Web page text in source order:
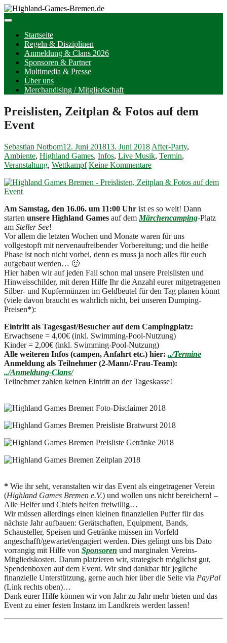
Startseite
Regeln & Disziplinen
Anmeldung & Clans 2026
Sponsoren & Partner
Multimedia & Presse
Über uns
Merchandising / Mitgliedschaft
Preislisten, Zeitplan & Fotos auf dem
Event
Sebastian Notbom12. Juni 201813. Juni 2018 After-Party,
Ambiente, Highland Games, Infos, Live Musik, Termin,
Veranstaltung, Wettkampf Keine Kommentare
Am Samstag, den 16.06. um 11:00 Uhr ist es so weit! Dann
starten unsere Highland Games auf dem Märchencamping-Platz
am Steller See!
Vor allem die letzten Wochen und Monate waren für uns
vollgestopft mit nervenaufreibender Vorbereitung; und die heiße
Phase ist noch nicht vorbei, denn es muss ja noch alles für euch
aufgebaut werden… 🙂
Hier haben wir auf jeden Fall schon mal unsere Preislisten und
Hinweisschilder, mit deren Hilfe Ihr die Anzahl eurer mitgetragenen
Silber- und Kupfermünzen im Geldbeutel für den Tag planen könnt
(viele davon braucht es wahrlich nicht, bei unseren Dumping-
Preisen*):
Eintritt als Tagesgast/Besucher auf dem Campingplatz:
Erwachsene = 4,00€ (inkl. Swimming-Pool-Nutzung)
Kinder = 2,00€ (inkl. Swimming-Pool-Nutzung)
Alle weiteren Infos (campen, Anfahrt etc.) hier: ../Termine
Anmeldung als Teilnehmer (2-Mann/-Frau-Team):
../Anmeldung-Clans/
Teilnehmer zahlen keinen Eintritt an der Tageskasse!
* Wie ihr seht, veranstalten wir das Event als eingetragener Verein
(Highland Games Bremen e.V.) und wollen uns nicht bereichern! –
Alle Helfer und Chiefs helfen freiwillig…
Wir müssen allerdings einen kleinen finanziellen Puffer für das
nächste Jahr aufbauen: Gerätschaften, Equipment, Bands,
Schausteller, Speisen und Getränke müssen im Vorfeld
angeschafft/gewartet/engagiert werden. Dies gelingt uns bis Dato
vorrangig mit Hilfe von Sponsoren und marginalen Vereins-
Mitgliedskosten. Darum platzieren wir, strategisch möglichst gut,
Spendenboxen auf dem Event. Wir sind dankbar für jegliche
finanzielle Unterstützung, gerne auch hier über die Seite via PayPal
(Link rechts oben)…
Dank eurer Hilfe können wir von Jahr zu Jahr mehr bieten und das
Event zu einer festen Instanz im Landkreis werden lassen!